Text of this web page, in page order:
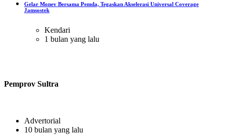
Gelar Monev Bersama Pemda, Tegaskan Akselerasi Universal Coverage
Jamsostek
Kendari
1 bulan yang lalu
Pemprov Sultra
Advertorial
10 bulan yang lalu